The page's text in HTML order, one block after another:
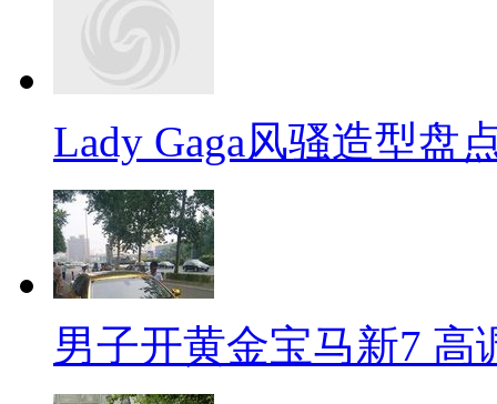
Lady Gaga风骚造型盘
男子开黄金宝马新7 高